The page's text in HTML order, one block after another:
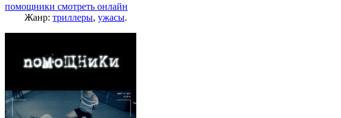
помощники смотреть онлайн
Жанр: триллеры, ужасы.